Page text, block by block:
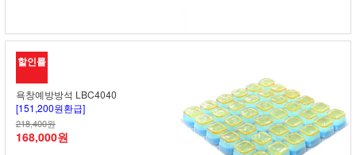
할인률
욕창예방방석 LBC4040
[151,200원환급]
218,400원
168,000원